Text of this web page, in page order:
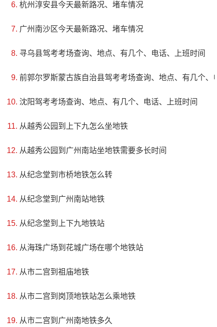
3、平顶山森林公园
电话：(024)43568599
地址：环山路87号
平顶山环城（国家）森林公园位于辽宁省本溪市区东南
端，属于长白山余脉，海拔661.2米。公园以其典型的桌状山
公园内山峦叠翠、谷壑幽深，被誉为“平顶如砥，壁如斧削，
峰峻石奇，草丰林密”，并形成了本溪市“山中有城，城中有
山园区，因其错综复杂的构造和构造层而备受关注。
杭州淳安县今天最新路况、堵车情况
广州南沙区今天最新路况、堵车情况
寻乌县驾考考场查询、地点、有几个、电话、上班时间
前郭尔罗斯蒙古族自治县驾考考场查询、地点、有几个、
沈阳驾考考场查询、地点、有几个、电话、上班时间
从越秀公园到上下九怎么坐地铁
从越秀公园到广州南站坐地铁需要多长时间
从纪念堂到市桥地铁怎么转
从纪念堂到广州南站地铁
从纪念堂到上下九地铁站
从海珠广场到花城广场在哪个地铁站
从市二宫到祖庙地铁
从市二宫到岗顶地铁站怎么乘地铁
从市二宫到广州南地铁多久